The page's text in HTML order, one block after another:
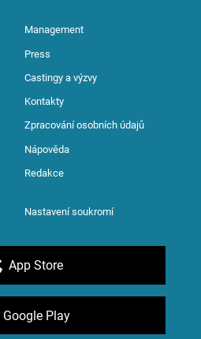
Management
Press
Castingy a výzvy
Kontakty
Zpracování osobních údajů
Nápověda
Redakce
Nastavení soukromí
App Store
Google Play